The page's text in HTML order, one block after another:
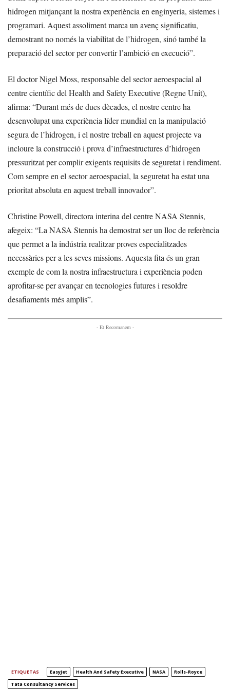
hidrogen mitjançant la nostra experiència en enginyeria, sistemes i
programari. Aquest assoliment marca un avenç significatiu,
demostrant no només la viabilitat de l’hidrogen, sinó també la
preparació del sector per convertir l’ambició en execució”.
El doctor Nigel Moss, responsable del sector aeroespacial al
centre científic del Health and Safety Executive (Regne Unit),
afirma: “Durant més de dues dècades, el nostre centre ha
desenvolupat una experiència líder mundial en la manipulació
segura de l’hidrogen, i el nostre treball en aquest projecte va
incloure la construcció i prova d’infraestructures d’hidrogen
pressuritzat per complir exigents requisits de seguretat i rendiment.
Com sempre en el sector aeroespacial, la seguretat ha estat una
prioritat absoluta en aquest treball innovador”.
Christine Powell, directora interina del centre NASA Stennis,
afegeix: “La NASA Stennis ha demostrat ser un lloc de referència
que permet a la indústria realitzar proves especialitzades
necessàries per a les seves missions. Aquesta fita és un gran
exemple de com la nostra infraestructura i experiència poden
aprofitar-se per avançar en tecnologies futures i resoldre
desafiaments més amplis”.
- Et Recomanem -
ETIQUETAS EasyJet Health And Safety Executive NASA
Rolls-Royce
Tata Consultancy Services